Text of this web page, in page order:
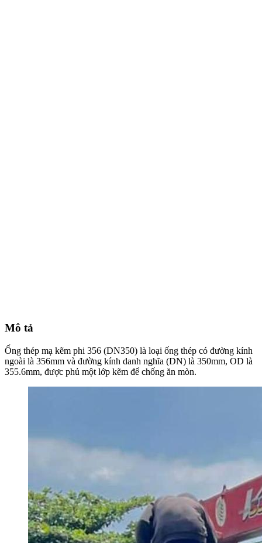
Mô tả
Ống thép mạ kẽm phi 356 (DN350) là loại ống thép có đường kính
ngoài là 356mm và đường kính danh nghĩa (DN) là 350mm, OD là
355.6mm, được phủ một lớp kẽm để chống ăn mòn.